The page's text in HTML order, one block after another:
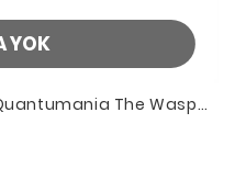
YOK
The Wasp